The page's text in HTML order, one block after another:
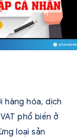
hàng hóa, dịch
phổ biến ở
loại sản